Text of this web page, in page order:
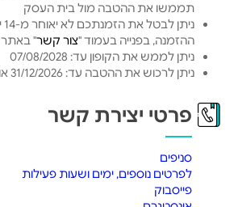
תממשו את ההטבה מול בית העסק
ההזמנה, בפנייה בעמוד "צור קשר" באתר
ניתן לממש את הקופון עד: 07/08/2028
ניתן לרכוש את ההטבה עד: 31/12/2026 או עד גמר המלאי
פרטי יצירת קשר
סניפים
לפרטים נוספים, ימים ושעות פעילות
פייסבוק